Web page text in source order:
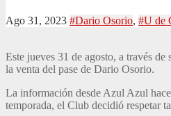
Ago 31, 2023 #Dario Osorio, #U de
Este jueves 31 de agosto, a través
la venta del pase de Dario Osorio.
La información desde Azul Azul
temporada, el Club decidió respetar